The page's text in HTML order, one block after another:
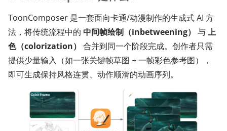
ToonComposer 是一套面向卡通/动漫制作的生成式 AI 方
法，将传统流程中的 中间帧绘制（inbetweening） 与上
色（colorization） 合并到同一个阶段完成。创作者只需
提供少量输入（如一张关键帧草图 + 一帧彩色参考图），
即可生成保持风格连贯、动作顺滑的动画序列。